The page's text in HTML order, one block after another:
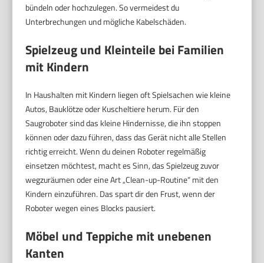
bündeln oder hochzulegen. So vermeidest du
Unterbrechungen und mögliche Kabelschäden.
Spielzeug und Kleinteile bei Familien
mit Kindern
In Haushalten mit Kindern liegen oft Spielsachen wie kleine
Autos, Bauklötze oder Kuscheltiere herum. Für den
Saugroboter sind das kleine Hindernisse, die ihn stoppen
können oder dazu führen, dass das Gerät nicht alle Stellen
richtig erreicht. Wenn du deinen Roboter regelmäßig
einsetzen möchtest, macht es Sinn, das Spielzeug zuvor
wegzuräumen oder eine Art „Clean-up-Routine“ mit den
Kindern einzuführen. Das spart dir den Frust, wenn der
Roboter wegen eines Blocks pausiert.
Möbel und Teppiche mit unebenen
Kanten